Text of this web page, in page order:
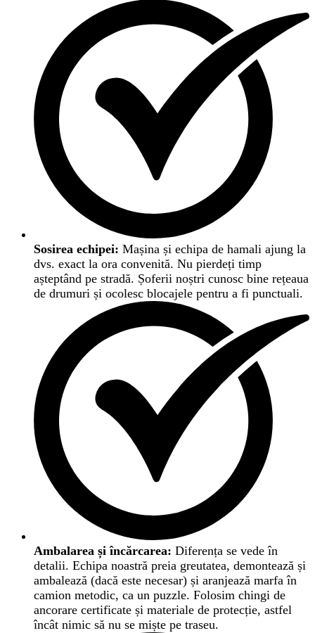
Sosirea echipei: Mașina și echipa de hamali ajung la
dvs. exact la ora convenită. Nu pierdeți timp
așteptând pe stradă. Șoferii noștri cunosc bine rețeaua
de drumuri și ocolesc blocajele pentru a fi punctuali.
Ambalarea și încărcarea: Diferența se vede în
detalii. Echipa noastră preia greutatea, demontează și
ambalează (dacă este necesar) și aranjează marfa în
camion metodic, ca un puzzle. Folosim chingi de
ancorare certificate și materiale de protecție, astfel
încât nimic să nu se miște pe traseu.